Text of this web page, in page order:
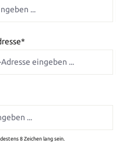
8 Zeichen lang sein.